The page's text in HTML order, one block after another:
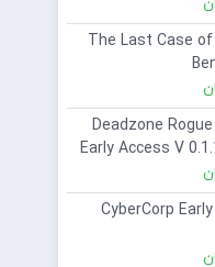
ترینر بازی The Last Case of
ترینر بازی Deadzone Rogue
Early Access V
ترینر بازی CyberCorp Early